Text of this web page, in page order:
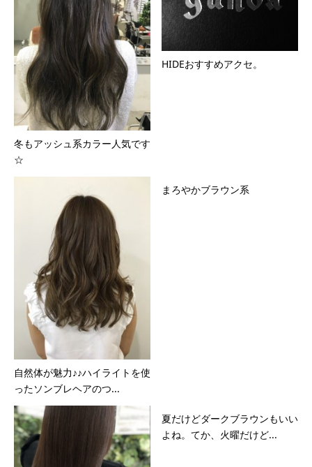
冬もアッシュ系カラー人気です
☆
HIDEおすすめアクセ。
自然体が魅力♪♪ハイライトを使
ったソンブレヘアのつ...
まろやかブラウン系
夏だけどダークブラウンもいい
よね。てか、火曜だけど...